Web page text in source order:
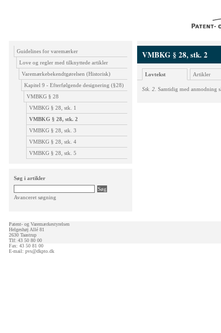
Guidelines for varemærker
Love og regler med tilknyttede artikler
Varemærkebekendtgørelsen (Historisk)
Kapitel 9 - Efterfølgende designering (§28)
VMBKG § 28
VMBKG § 28, stk. 1
VMBKG § 28, stk. 2
VMBKG § 28, stk. 3
VMBKG § 28, stk. 4
VMBKG § 28, stk. 5
Søg i artikler
Avanceret søgning
VMBKG § 28, stk. 2
Lovtekst Artikler
Stk. 2. Samtidig med anmodning
Patent- og Varemærkestyrelsen
Helgeshøj Allé 81
2630 Taastrup
Tlf: 43 50 80 00
Fax: 43 50 81 00
E-mail: pvs@dkpto.dk